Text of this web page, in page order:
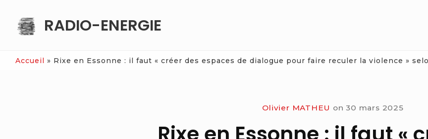
content
RADIO-ENERGIE
Accueil » Rixe en Essonne : il faut « créer des espaces de dialogue pour faire reculer la violence »
Olivier MATHEU on 30 mars 2025